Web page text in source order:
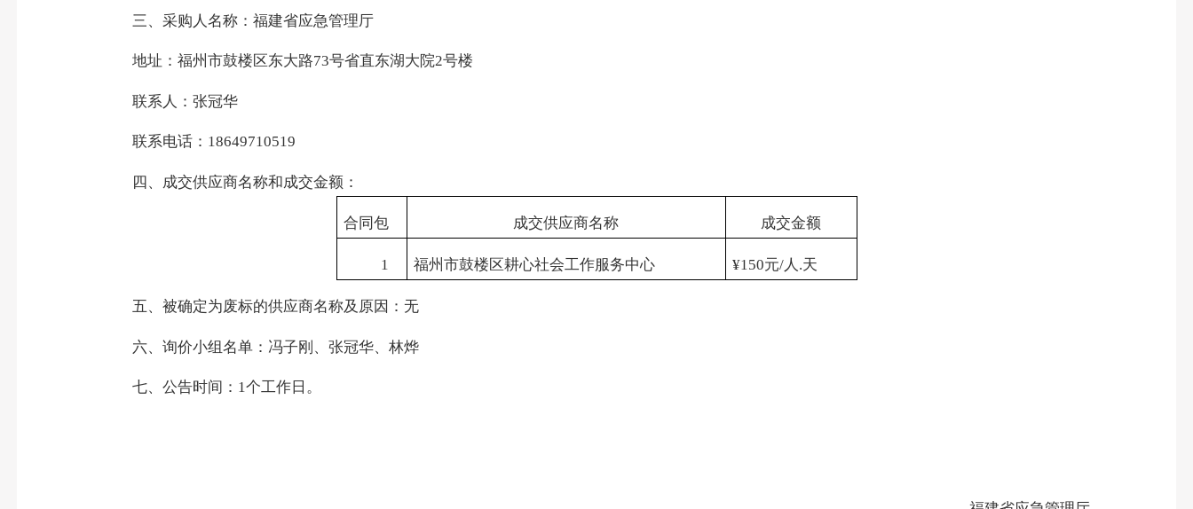
三、采购人名称：福建省应急管理厅
地址：福州市鼓楼区东大路73号省直东湖大院2号楼
联系人：张冠华
联系电话： 18649710519
四、成交供应商名称和成交金额：
合同包 成交供应商名称 成交金额
1 福州市鼓楼区耕心社会工作服务中心 ¥150元/人 .天
五、被确定为废标的供应商名称及原因：无
六、询价小组名单：冯子刚、张冠华、林烨
七、公告时间： 1个工作日。